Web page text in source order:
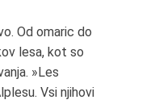
Od omaric do
lesa, kot so
»Les
Vsi njihovi